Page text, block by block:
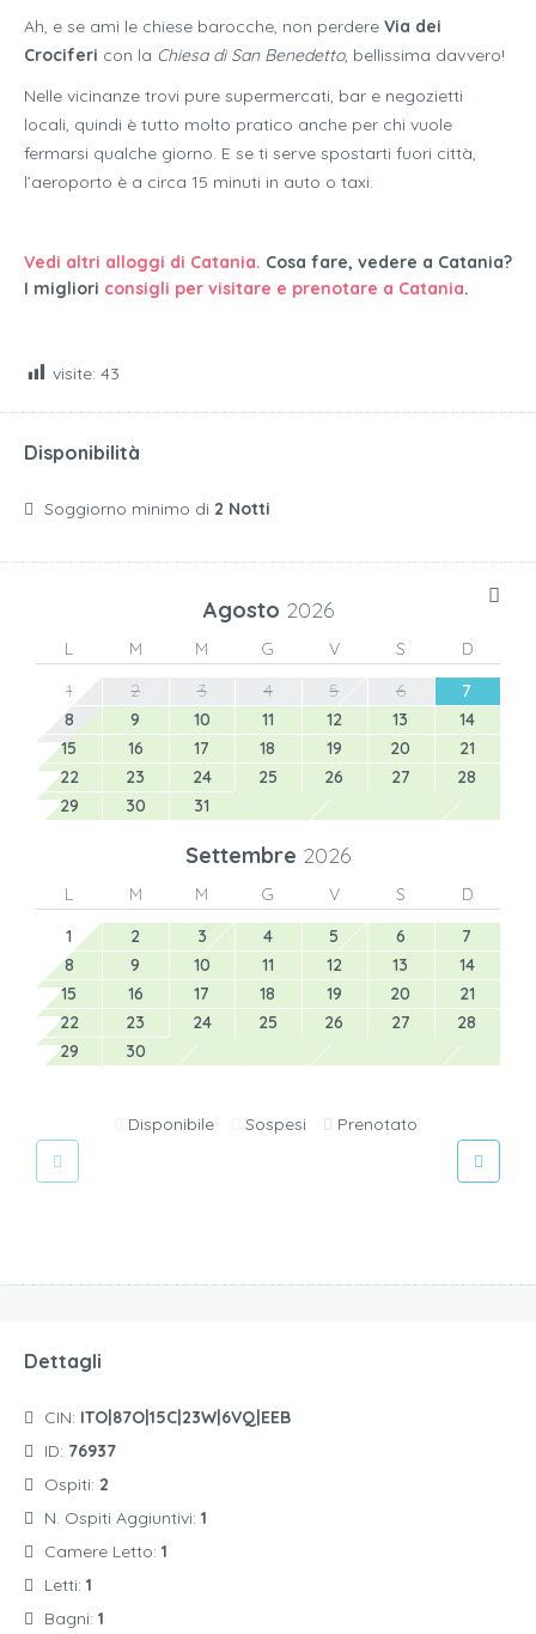
Ah, e se ami le chiese barocche, non perdere Via dei
Crociferi con la Chiesa di San Benedetto, bellissima davvero!
Nelle vicinanze trovi pure supermercati, bar e negozietti
locali, quindi è tutto molto pratico anche per chi vuole
fermarsi qualche giorno. E se ti serve spostarti fuori città,
l’aeroporto è a circa 15 minuti in auto o taxi.
Vedi altri alloggi di Catania. Cosa fare, vedere a Catania?
I migliori consigli per visitare e prenotare a Catania.
visite: 43
Disponibilità
Soggiorno minimo di 2 Notti
Agosto 2026
L M M G V S
D
1
2 3 4 5 6
7
8
9 10 11 12 13
14
15
16 17 18 19 20
21
22
23 24 25 26 27
28
29
30 31
Settembre 2026
L M M G V S
D
1
2 3 4 5 6
7
8
9 10 11 12 13
14
15
16 17 18 19 20
21
22
23 24 25 26 27
28
29
30
Disponibile Sospesi Prenotato
Dettagli
CIN: ITO|87O|15C|23W|6VQ|EEB
ID: 76937
Ospiti: 2
N. Ospiti Aggiuntivi: 1
Camere Letto: 1
Letti: 1
Bagni: 1